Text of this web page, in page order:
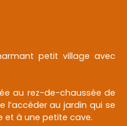
petit village avec
au rez-de-chaussée de
l’accéder au jardin qui se
et à une petite cave.